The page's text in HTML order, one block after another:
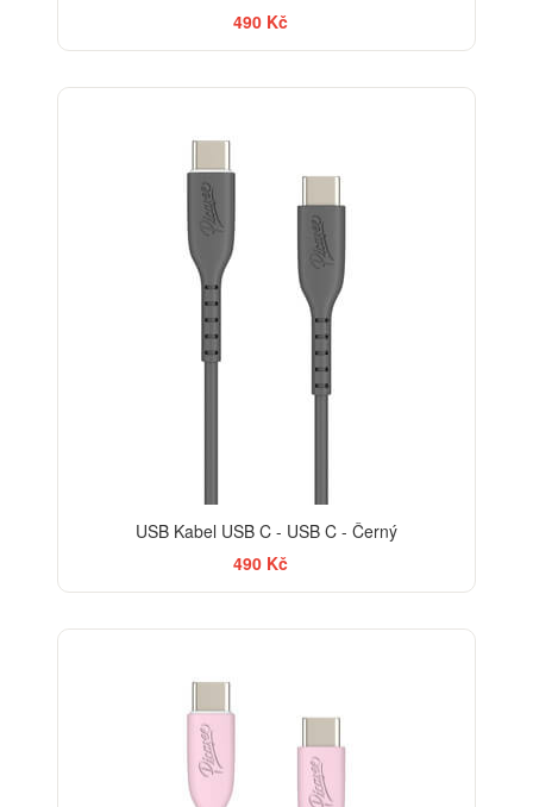
490 Kč
USB Kabel USB C - USB C - Černý
490 Kč